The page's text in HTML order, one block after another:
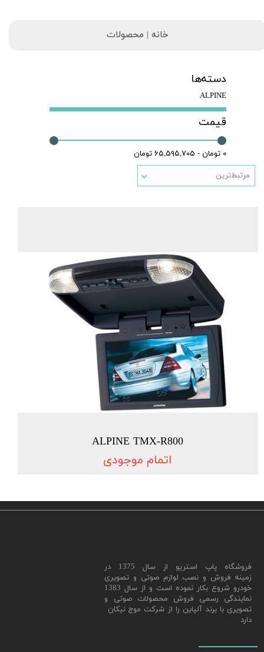
خانه | محصولات
دسته‌ها
ALPINE
قیمت
۰ تومان - ۶۵,۵۹۵,۷۰۵ تومان
مرتبط‌ترین
ALPINE TMX-R800
اتمام موجودی
​فروشگاه پاپ استریو از سال 1375 در
زمینه فروش و نصب لوازم صوتی و تصویری
خودرو شروع بکار نموده است و از سال 1383
نمایندگی رسمی فروش محصولات صوتی و
تصویری با برند آلپاین را از شرکت موج نیکان
دارد